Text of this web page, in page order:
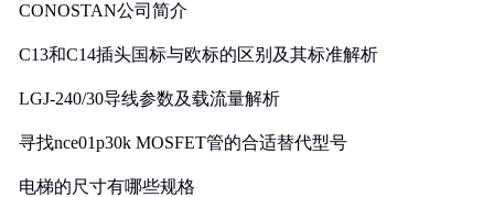
CONOSTAN公司简介
C13和C14插头国标与欧标的区别及其标准解析
LGJ-240/30导线参数及载流量解析
寻找nce01p30k MOSFET管的合适替代型号
电梯的尺寸有哪些规格